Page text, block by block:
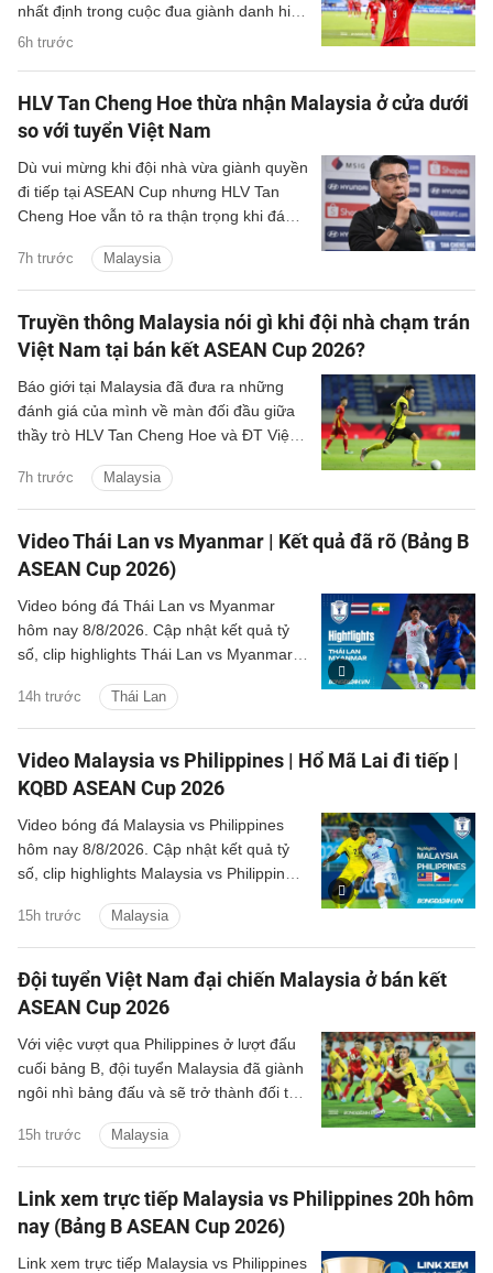
6h trước
nhất định trong cuộc đua giành danh hiệu
'Vua phá lưới' của giải đấu.
HLV Tan Cheng Hoe thừa nhận Malaysia ở cửa dưới
so với tuyển Việt Nam
7h trước Malaysia
Dù vui mừng khi đội nhà vừa giành quyền
đi tiếp tại ASEAN Cup nhưng HLV Tan
Cheng Hoe vẫn tỏ ra thận trọng khi đánh
Việt Nam.
Truyền thông Malaysia nói gì khi đội nhà chạm trán
Việt Nam tại bán kết ASEAN Cup 2026?
7h trước Malaysia
Báo giới tại Malaysia đã đưa ra những
đánh giá của mình về màn đối đầu giữa
thầy trò HLV Tan Cheng Hoe và ĐT Việt
sắp tới.
Video Thái Lan vs Myanmar | Kết quả đã rõ (Bảng B
ASEAN Cup 2026)
14h trước Thái Lan
Video bóng đá Thái Lan vs Myanmar
hôm nay 8/8/2026. Cập nhật kết quả tỷ
số, clip highlights Thái Lan vs Myanmar
huống trên sân.
Video Malaysia vs Philippines | Hổ Mã Lai đi tiếp |
KQBD ASEAN Cup 2026
15h trước Malaysia
Video bóng đá Malaysia vs Philippines
hôm nay 8/8/2026. Cập nhật kết quả tỷ
số, clip highlights Malaysia vs Philippines
huống trên sân.
Đội tuyển Việt Nam đại chiến Malaysia ở bán kết
ASEAN Cup 2026
15h trước Malaysia
Với việc vượt qua Philippines ở lượt đấu
cuối bảng B, đội tuyển Malaysia đã giành
ngôi nhì bảng đấu và sẽ trở thành đối thủ
hành trình bảo vệ ngôi vương Đông Nam
Á.
Link xem trực tiếp Malaysia vs Philippines 20h hôm
nay (Bảng B ASEAN Cup 2026)
Link xem trực tiếp Malaysia vs Philippines